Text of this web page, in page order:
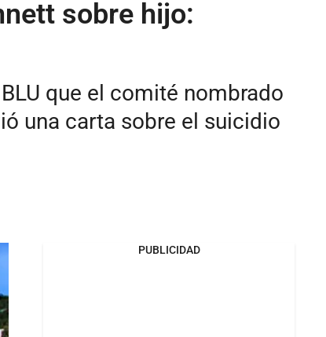
sobre hijo:
que el comité nombrado
una carta sobre el suicidio
PUBLICIDAD